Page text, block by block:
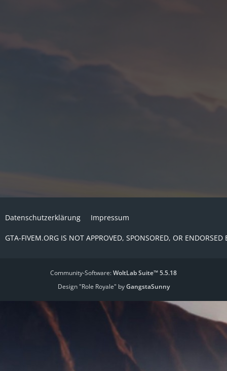
Datenschutzerklärung Impressum
GTA-FIVEM.ORG IS NOT APPROVED, SPONSORED, OR ENDORSED
Community-Software:WoltLab Suite™ 5.5.18
Design "Role Royale" byGangstaSunny